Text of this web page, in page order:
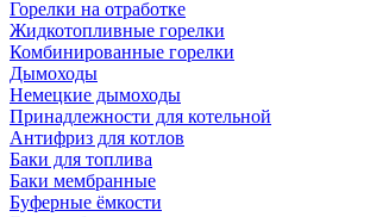
Горелки на отработке
Жидкотопливные горелки
Комбинированные горелки
Дымоходы
Немецкие дымоходы
Принадлежности для котельной
Антифриз для котлов
Баки для топлива
Баки мембранные
Буферные ёмкости